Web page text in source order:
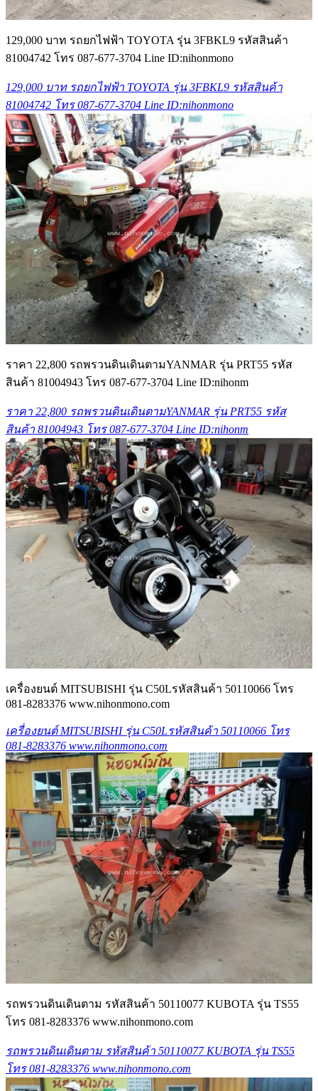
129,000 บาท รถยกไฟฟ้า TOYOTA รุ่น 3FBKL9 รหัสสินค้า
81004742 โทร 087-677-3704 Line ID:nihonmono
129,000 บาท รถยกไฟฟ้า TOYOTA รุ่น 3FBKL9 รหัสสินค้า
81004742 โทร 087-677-3704 Line ID:nihonmono
ราคา 22,800 รถพรวนดินเดินตามYANMAR รุ่น PRT55 รหัส
สินค้า 81004943 โทร 087-677-3704 Line ID:nihonm
ราคา 22,800 รถพรวนดินเดินตามYANMAR รุ่น PRT55 รหัส
สินค้า 81004943 โทร 087-677-3704 Line ID:nihonm
เครื่องยนต์ MITSUBISHI รุ่น C50Lรหัสสินค้า 50110066 โทร
081-8283376 www.nihonmono.com
เครื่องยนต์ MITSUBISHI รุ่น C50Lรหัสสินค้า 50110066 โทร
081-8283376 www.nihonmono.com
รถพรวนดินเดินตาม รหัสสินค้า 50110077 KUBOTA รุ่น TS55
โทร 081-8283376 www.nihonmono.com
รถพรวนดินเดินตาม รหัสสินค้า 50110077 KUBOTA รุ่น TS55
โทร 081-8283376 www.nihonmono.com